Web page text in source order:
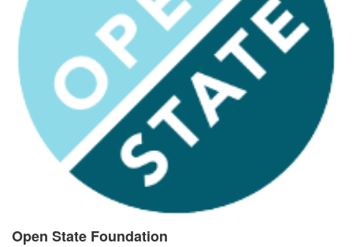
Open State Foundation